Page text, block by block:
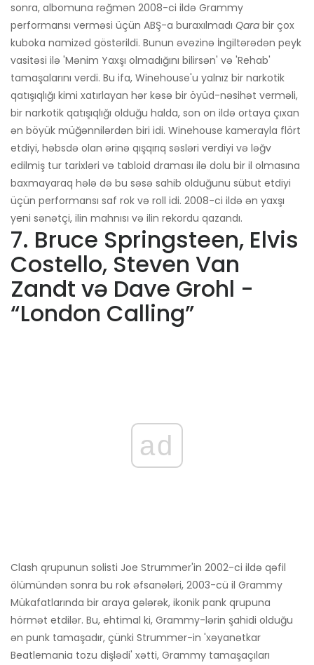
sonra, albomuna rəğmən 2008-ci ildə Grammy
performansı verməsi üçün ABŞ-a buraxılmadı Qara bir çox
kuboka namizəd göstərildi. Bunun əvəzinə İngiltərədən peyk
vasitəsi ilə 'Mənim Yaxşı olmadığını bilirsən' və 'Rehab'
tamaşalarını verdi. Bu ifa, Winehouse'u yalnız bir narkotik
qatışıqlığı kimi xatırlayan hər kəsə bir öyüd-nəsihət verməli,
bir narkotik qatışıqlığı olduğu halda, son on ildə ortaya çıxan
ən böyük müğənnilərdən biri idi. Winehouse kamerayla flört
etdiyi, həbsdə olan ərinə qışqırıq səsləri verdiyi və ləğv
edilmiş tur tarixləri və tabloid draması ilə dolu bir il olmasına
baxmayaraq hələ də bu səsə sahib olduğunu sübut etdiyi
üçün performansı saf rok və roll idi. 2008-ci ildə ən yaxşı
yeni sənətçi, ilin mahnısı və ilin rekordu qazandı.
7. Bruce Springsteen, Elvis
Costello, Steven Van
Zandt və Dave Grohl -
“London Calling”
ad
Clash qrupunun solisti Joe Strummer'in 2002-ci ildə qəfil
ölümündən sonra bu rok əfsanələri, 2003-cü il Grammy
Mükafatlarında bir araya gələrək, ikonik pank qrupuna
hörmət etdilər. Bu, ehtimal ki, Grammy-lərin şahidi olduğu
ən punk tamaşadır, çünki Strummer-in 'xəyanətkar
Beatlemania tozu dişlədi' xətti, Grammy tamaşaçıları